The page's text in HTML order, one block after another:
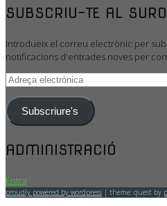
SUBSCRIU-TE AL
Introdueix el correu electrònic per
notificacions d'entrades noves per
Adreça
Subscriure's
ADMINISTRACIÓ
Entra
proudly powered by wordpress | theme: quest by